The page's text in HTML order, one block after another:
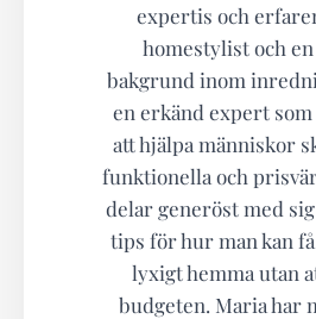
expertis och
homestylist och
bakgrund inom
en erkänd expert
att hjälpa människor
funktionella och
delar generöst med
tips för hur man kan
lyxigt hemma utan
budgeten. Maria har